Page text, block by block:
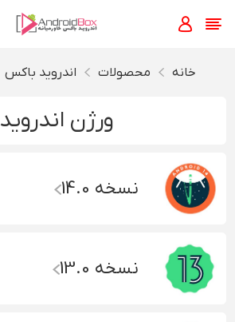
خانه محصولات اندروید باکس
ورژن اندروید
نسخه 14.0
نسخه 13.0